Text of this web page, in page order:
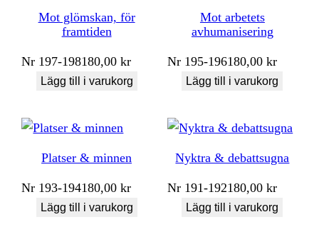
Mot glömskan, för
framtiden
Nr 197-198180,00kr
Lägg till i varukorg
Mot arbetets
avhumanisering
Nr 195-196180,00kr
Lägg till i varukorg
Platser & minnen
Nr 193-194180,00kr
Lägg till i varukorg
Nyktra & debattsugna
Nr 191-192180,00kr
Lägg till i varukorg